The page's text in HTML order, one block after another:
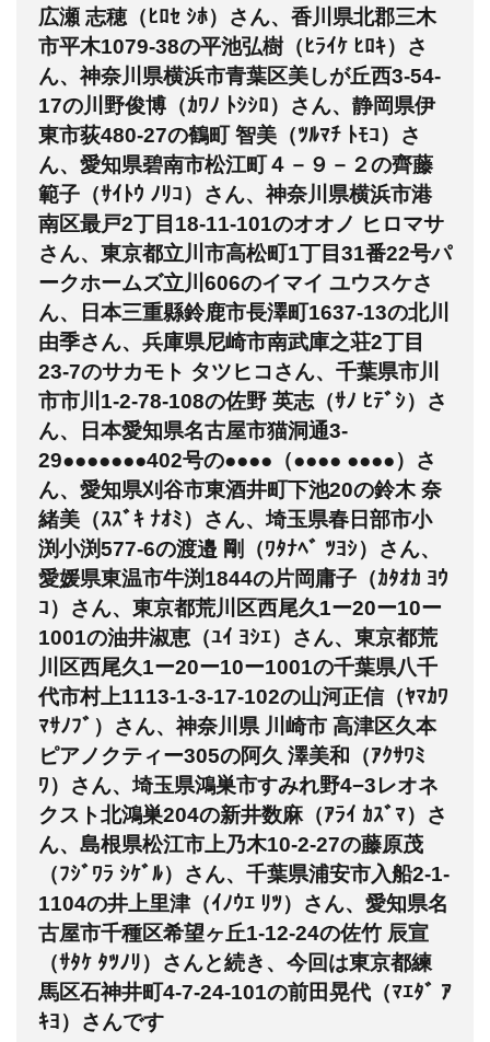
広瀬 志穂（ﾋﾛｾ ｼﾎ）さん、香川県北郡三木
市平木1079-38の平池弘樹（ﾋﾗｲｹ ﾋﾛｷ）さ
ん、神奈川県横浜市青葉区美しが丘西3-54-
17の川野俊博（ｶﾜﾉ ﾄｼｼﾛ）さん、静岡県伊
東市荻480-27の鶴町 智美（ﾂﾙﾏﾁ ﾄﾓｺ）さ
ん、愛知県碧南市松江町４－９－２の齊藤
範子（ｻｲﾄｳ ﾉﾘｺ）さん、神奈川県横浜市港
南区最戸2丁目18-11-101のオオノ ヒロマサ
さん、東京都立川市高松町1丁目31番22号パ
ークホームズ立川606のイマイ ユウスケさ
ん、日本三重縣鈴鹿市長澤町1637-13の北川
由季さん、兵庫県尼崎市南武庫之荘2丁目
23-7のサカモト タツヒコさん、千葉県市川
市市川1-2-78-108の佐野 英志（ｻﾉ ﾋﾃﾞｼ）さ
ん、日本愛知県名古屋市猫洞通3-
29●●●●●●●402号の●●●●（●●●● ●●●●）さ
ん、愛知県刈谷市東酒井町下池20の鈴木 奈
緒美（ｽｽﾞｷ ﾅｵﾐ）さん、埼玉県春日部市小
渕小渕577-6の渡邉 剛（ﾜﾀﾅﾍﾞ ﾂﾖｼ）さん、
愛媛県東温市牛渕1844の片岡庸子（ｶﾀｵｶ ﾖｳ
ｺ）さん、東京都荒川区西尾久1ー20ー10ー
1001の油井淑恵（ﾕｲ ﾖｼｴ）さん、東京都荒
川区西尾久1ー20ー10ー1001の千葉県八千
代市村上1113-1-3-17-102の山河正信（ﾔﾏｶﾜ
ﾏｻﾉﾌﾞ）さん、神奈川県 川崎市 高津区久本
ピアノクティー305の阿久 澤美和（ｱｸｻﾜﾐ
ﾜ）さん、埼玉県鴻巣市すみれ野4−3レオネ
クスト北鴻巣204の新井数麻（ｱﾗｲ ｶｽﾞﾏ）さ
ん、島根県松江市上乃木10-2-27の藤原茂
（ﾌｼﾞﾜﾗ ｼｹﾞﾙ）さん、千葉県浦安市入船2-1-
1104の井上里津（ｲﾉｳｴ ﾘﾂ）さん、愛知県名
古屋市千種区希望ヶ丘1-12-24の佐竹 辰宣
（ｻﾀｹ ﾀﾂﾉﾘ）さんと続き、今回は東京都練
馬区石神井町4-7-24-101の前田晃代（ﾏｴﾀﾞ ｱ
ｷﾖ）さんです